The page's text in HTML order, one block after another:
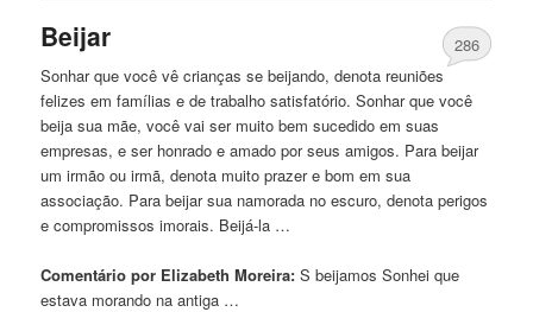
Beijar
286
Sonhar que você vê crianças se beijando, denota reuniões
felizes em famílias e de trabalho satisfatório. Sonhar que você
beija sua mãe, você vai ser muito bem sucedido em suas
empresas, e ser honrado e amado por seus amigos. Para beijar
um irmão ou irmã, denota muito prazer e bom em sua
associação. Para beijar sua namorada no escuro, denota perigos
e compromissos imorais. Beijá-la …
Comentário por Elizabeth Moreira: S beijamosSonhei que
estava morando na antiga …